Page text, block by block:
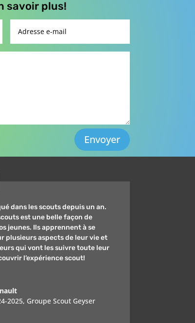
savoir plus!
Envoyer
dans les scouts depuis un an.
est une belle façon de
jeunes. Ils apprennent à se
plusieurs aspects de leur vie et
qui vont les suivre toute leur
l’expérience scout!
2025, Groupe Scout Geyser